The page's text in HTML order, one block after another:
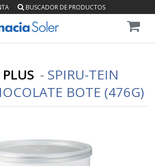
BUSCADOR DE PRODUCTOS
- SPIRU-TEIN
BOTE (476G)